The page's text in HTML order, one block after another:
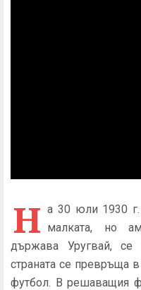
Н а 30 юли 1930 г.
малката, но
държава Уругвай, се
страната се превръща
футбол. В решаващия